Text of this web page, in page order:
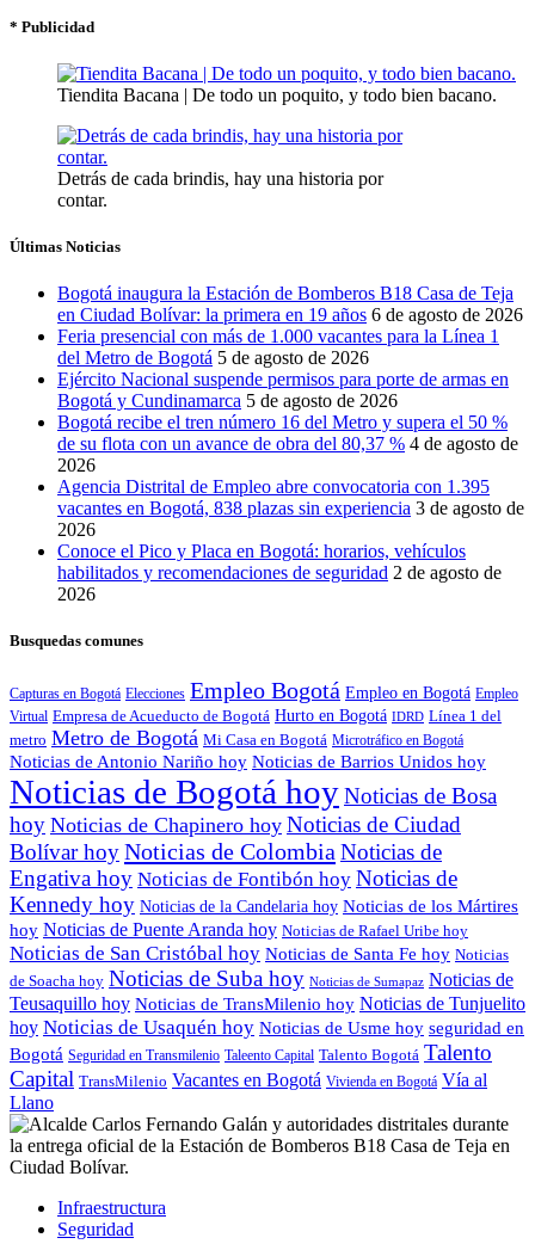
* Publicidad
Tiendita Bacana | De todo un poquito, y todo bien bacano.
Detrás de cada brindis, hay una historia por
contar.
Últimas Noticias
Bogotá inaugura la Estación de Bomberos B18 Casa de Teja
en Ciudad Bolívar: la primera en 19 años 6 de agosto de 2026
Feria presencial con más de 1.000 vacantes para la Línea 1
del Metro de Bogotá 5 de agosto de 2026
Ejército Nacional suspende permisos para porte de armas en
Bogotá y Cundinamarca 5 de agosto de 2026
Bogotá recibe el tren número 16 del Metro y supera el 50 %
de su flota con un avance de obra del 80,37 % 4 de agosto de
2026
Agencia Distrital de Empleo abre convocatoria con 1.395
vacantes en Bogotá, 838 plazas sin experiencia 3 de agosto de
2026
Conoce el Pico y Placa en Bogotá: horarios, vehículos
habilitados y recomendaciones de seguridad 2 de agosto de
2026
Busquedas comunes
Capturas en Bogotá Elecciones Empleo Bogotá Empleo en Bogotá Empleo
Virtual Empresa de Acueducto de Bogotá Hurto en Bogotá IDRD Línea 1 del
metro Metro de Bogotá Mi Casa en Bogotá Microtráfico en Bogotá
Noticias de Antonio Nariño hoy Noticias de Barrios Unidos hoy
Noticias de Bogotá hoyNoticias de Bosa
hoy Noticias de Chapinero hoy Noticias de Ciudad
Bolívar hoyNoticias de Colombia Noticias de
Engativa hoy Noticias de Fontibón hoy Noticias de
Kennedy hoy Noticias de la Candelaria hoy Noticias de los Mártires
hoy Noticias de Puente Aranda hoy Noticias de Rafael Uribe hoy
Noticias de San Cristóbal hoy Noticias de Santa Fe hoy Noticias
de Soacha hoy Noticias de Suba hoy Noticias de Sumapaz Noticias de
Teusaquillo hoy Noticias de TransMilenio hoy Noticias de Tunjuelito
hoy Noticias de Usaquén hoy Noticias de Usme hoy seguridad en
Bogotá Seguridad en Transmilenio Taleento Capital Talento Bogotá Talento
Capital TransMilenio Vacantes en Bogotá Vivienda en Bogotá Vía al
Llano
Infraestructura
Seguridad